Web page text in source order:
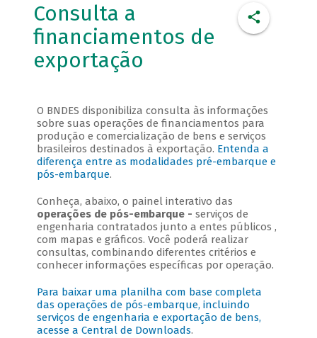
Consulta a
financiamentos de
exportação
O BNDES disponibiliza consulta às informações
sobre suas operações de financiamentos para
produção e comercialização de bens e serviços
brasileiros destinados à exportação. Entenda a
diferença entre as modalidades pré-embarque e
pós-embarque.
Conheça, abaixo, o painel interativo das
operações de pós-embarque - serviços de
engenharia contratados junto a entes públicos ,
com mapas e gráficos. Você poderá realizar
consultas, combinando diferentes critérios e
conhecer informações específicas por operação.
Para baixar uma planilha com base completa
das operações de pós-embarque, incluindo
serviços de engenharia e exportação de bens,
acesse a Central de Downloads.